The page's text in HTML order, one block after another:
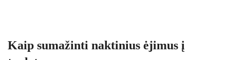
Kaip sumažinti naktinius ėjimus į